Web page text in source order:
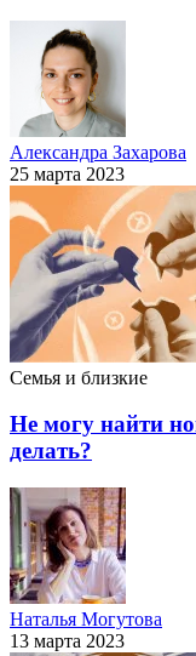
Александра Захарова
25 марта 2023
Семья и близкие
Не могу найти
делать?
Наталья Могутова
13 марта 2023